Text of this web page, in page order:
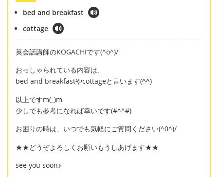
bed and breakfast
cottage
英会話講師のKOGACHIです(^o^)/
おっしゃられている内容は、
bed and breakfastやcottageと言います(^^)
以上ですm(_)m
少しでも参考になれば幸いです(#^^#)
お困りの時は、いつでも気軽にご質問ください(^0^)/
★★どうぞよろしくお願いもうしあげます★★
see you soon♪